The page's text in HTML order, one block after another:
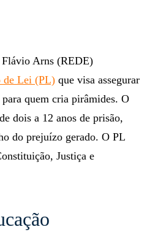
Flávio Arns (REDE)
de Lei (PL) que visa assegurar
quem cria pirâmides. O
dois a 12 anos de prisão,
do prejuízo gerado. O PL
Justiça e